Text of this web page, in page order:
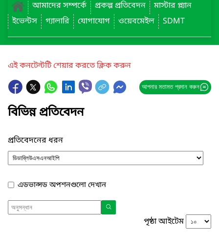
আমাদের সম্পর্কে
প্রকল্প প্রতিবেদন
মাস্টার প্ল্যান
ইভেন্টস
গ্যালারি যোগাযোগ ওয়েবমেইল SDMT
এই কনটেন্টটি শেয়ার করতে ক্লিক করুন
আপনার মতামত প্রদান করুন
বিভিন্ন প্রতিবেদন
প্রতিবেদনের ধরন
এডভান্সড অপশনগুলো দেখান
পৃষ্ঠা আইটেম